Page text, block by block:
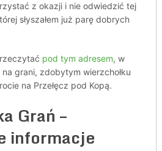
z okazji i nie odwiedzić tej
słyszałem już parę dobrych
pod tym adresem, w
grani, zdobytym wierzchołku
na Przełęcz pod Kopą.
Grań –
informacje